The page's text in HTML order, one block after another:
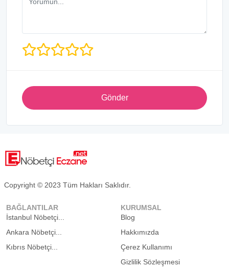
Gönder
Copyright © 2023 Tüm Hakları Saklıdır.
BAĞLANTILAR
İstanbul Nöbetçi...
Ankara Nöbetçi...
Kıbrıs Nöbetçi...
KURUMSAL
Blog
Hakkımızda
Çerez Kullanımı
Gizlilik Sözleşmesi